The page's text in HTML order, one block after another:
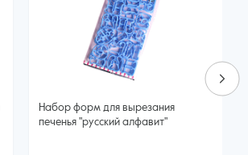
Набор форм для вырезания
печенья "русский алфавит"